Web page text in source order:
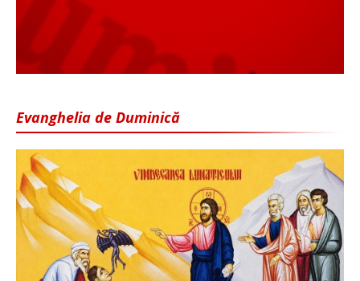
Evanghelia de Duminică